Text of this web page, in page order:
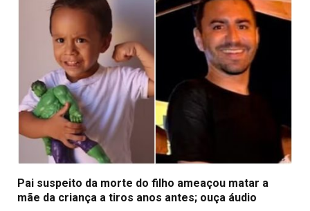
Pai suspeito da morte do filho ameaçou matar a
mãe da criança a tiros anos antes; ouça áudio